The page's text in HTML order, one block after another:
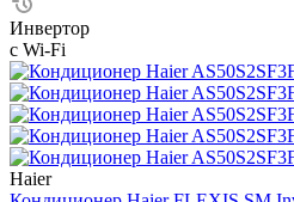
Инвертор
с Wi-Fi
Haier